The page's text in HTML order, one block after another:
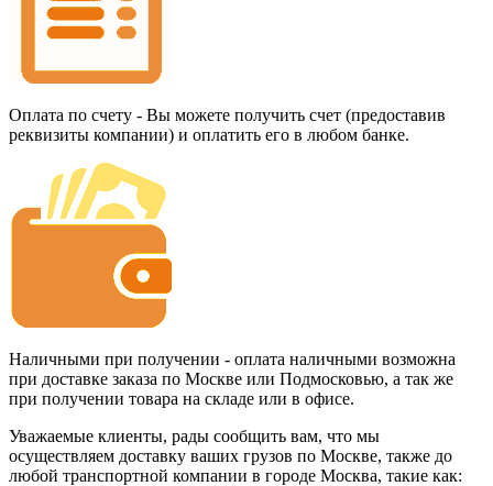
Оплата по счету - Вы можете получить счет (предоставив
реквизиты компании) и оплатить его в любом банке.
Наличными при получении - оплата наличными возможна
при доставке заказа по Москве или Подмосковью, а так же
при получении товара на складе или в офисе.
Уважаемые клиенты, рады сообщить вам, что мы
осуществляем доставку ваших грузов по Москве, также до
любой транспортной компании в городе Москва, такие как: